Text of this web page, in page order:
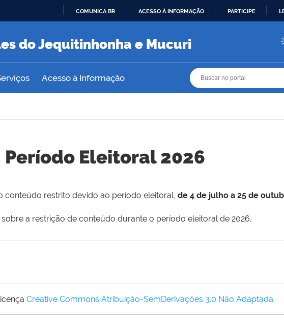
O
COMUNICA BR ACESSO À INFORMAÇÃO PARTICIPE
do Jequitinhonha e Mucuri
Acesso à Informação
Período Eleitoral 2026
conteúdo restrito devido ao período eleitoral, de 4 de julho a 25 de
sobre a restrição de conteúdo durante o período eleitoral de 2026.
Creative Commons Atribuição-SemDerivações 3.0 Não Adaptada.